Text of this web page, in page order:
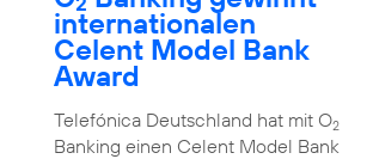
internationalen
Celent Model Bank
Award
Telefónica Deutschland hat mit O2
Banking einen Celent Model Bank